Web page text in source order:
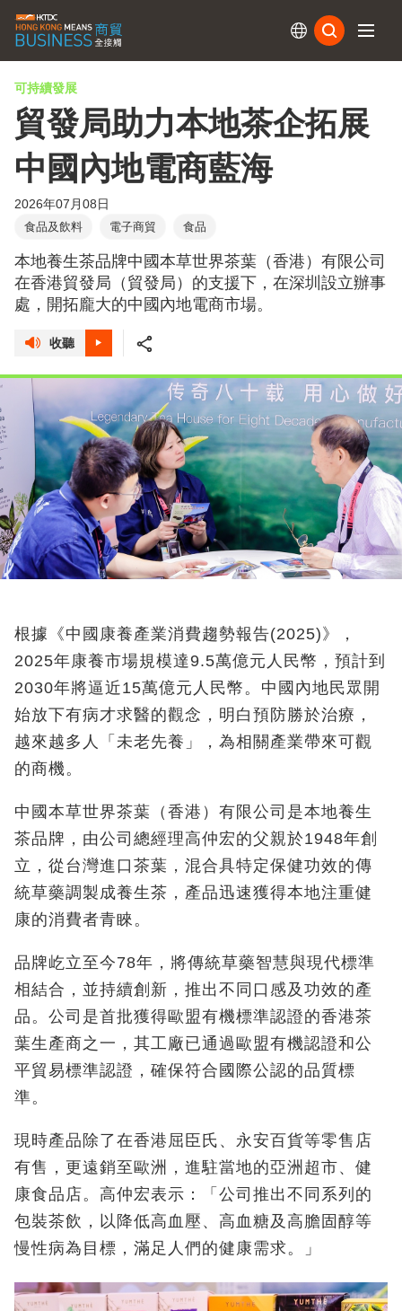
可持續發展
貿發局助力本地茶企拓展
中國內地電商藍海
2026年07月08日
食品及飲料 電子商貿 食品
本地養生茶品牌中國本草世界茶葉（香港）有限公司
在香港貿發局（貿發局）的支援下，在深圳設立辦事
處，開拓龐大的中國內地電商市場。
收聽
根據《中國康養產業消費趨勢報告(2025)》，
2025年康養市場規模達9.5萬億元人民幣，預計到
2030年將逼近15萬億元人民幣。中國內地民眾開
始放下有病才求醫的觀念，明白預防勝於治療，
越來越多人「未老先養」，為相關產業帶來可觀
的商機。
中國本草世界茶葉（香港）有限公司是本地養生
茶品牌，由公司總經理高仲宏的父親於1948年創
立，從台灣進口茶葉，混合具特定保健功效的傳
統草藥調製成養生茶，產品迅速獲得本地注重健
康的消費者青睞。
品牌屹立至今78年，將傳統草藥智慧與現代標準
相結合，並持續創新，推出不同口感及功效的產
品。公司是首批獲得歐盟有機標準認證的香港茶
葉生產商之一，其工廠已通過歐盟有機認證和公
平貿易標準認證，確保符合國際公認的品質標
準。
現時產品除了在香港屈臣氏、永安百貨等零售店
有售，更遠銷至歐洲，進駐當地的亞洲超市、健
康食品店。高仲宏表示：「公司推出不同系列的
包裝茶飲，以降低高血壓、高血糖及高膽固醇等
慢性病為目標，滿足人們的健康需求。」